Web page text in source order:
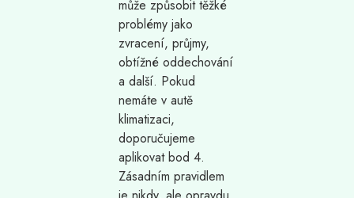
může způsobit těžké
problémy jako
zvracení, průjmy,
obtížné oddechování
a další. Pokud
nemáte v autě
klimatizaci,
doporučujeme
aplikovat bod 4.
Zásadním pravidlem